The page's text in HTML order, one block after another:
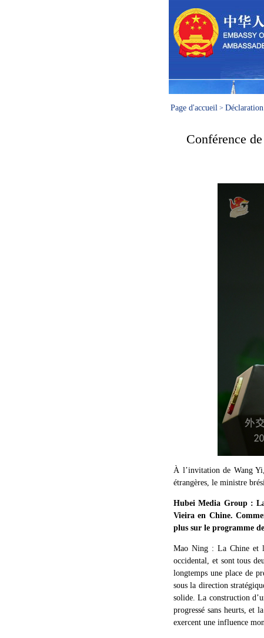
Page d'accueil >
Conférence
À l’invitation de Wang
étrangères, le ministre
Hubei Media Group :
Vieira en Chine.
plus sur le programme
Mao Ning : La Chine et
occidental, et sont tous
longtemps une place de
sous la direction
solide. La construction
progressé sans heurts, et
exercent une influence